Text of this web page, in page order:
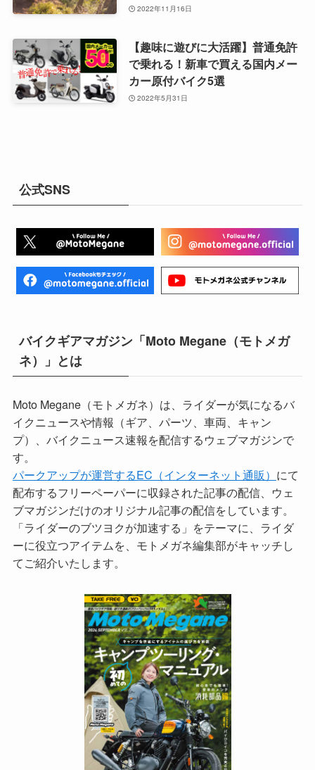
2022年11月16日
【趣味に遊びに大活躍】普通免許
で乗れる！新車で買える国内メー
カー原付バイク5選
2022年5月31日
公式SNS
バイクギアマガジン「Moto Megane（モトメガ
ネ）」とは
Moto Megane（モトメガネ）は、ライダーが気になるバ
イクニュースや情報（ギア、パーツ、車両、キャン
プ）、バイクニュース速報を配信するウェブマガジンで
す。
パークアップが運営するEC（インターネット通販） にて
配布するフリーペーパーに収録された記事の配信、ウェ
ブマガジンだけのオリジナル記事の配信をしています。
「ライダーのブツヨクが加速する」をテーマに、ライダ
ーに役立つアイテムを、モトメガネ編集部がキャッチし
てご紹介いたします。